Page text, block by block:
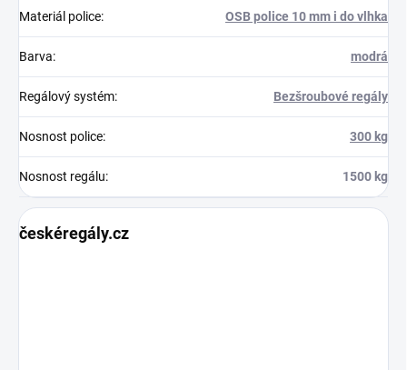
Materiál police: OSB police 10 mm i do vlhka
Barva: modrá
Regálový systém: Bezšroubové regály
Nosnost police: 300 kg
Nosnost regálu: 1500 kg
českéregály.cz